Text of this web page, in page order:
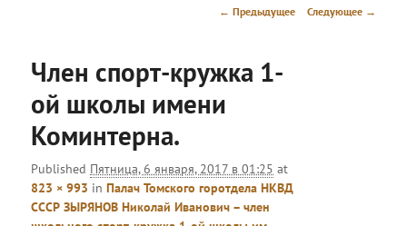
Навигация
← Предыдущее Следующее →
Член спорт-кружка 1-
ой школы имени
Коминтерна.
Published Пятница, 6 января, 2017 в 01:25 at
823 × 993 inПалач Томского горотдела НКВД
СССР ЗЫРЯНОВ Николай Иванович – член